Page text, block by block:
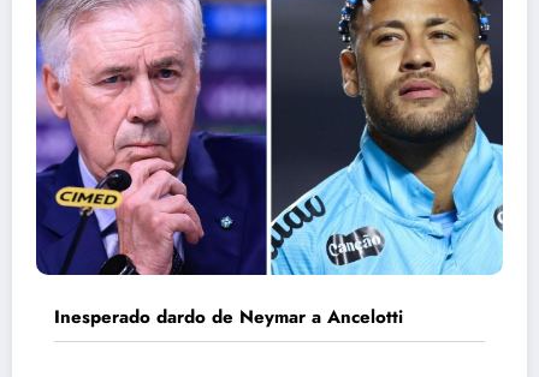
Inesperado dardo de Neymar a Ancelotti